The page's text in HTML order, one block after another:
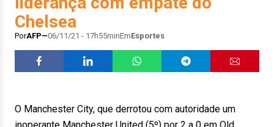
Chelsea
PorAFP 06/11/21 - 17h55minEmEsportes
O Manchester City, que derrotou com autoridade um